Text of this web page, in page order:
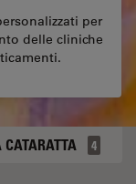
per
delle cliniche
CATARATTA 4